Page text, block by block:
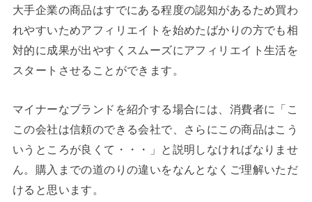
大手企業の商品はすでにある程度の認知があるため買わ
れやすいためアフィリエイトを始めたばかりの方でも相
対的に成果が出やすくスムーズにアフィリエイト生活を
スタートさせることができます。
マイナーなブランドを紹介する場合には、消費者に「こ
この会社は信頼のできる会社で、さらにこの商品はこう
いうところが良くて・・・」と説明しなければなりませ
ん。購入までの道のりの違いをなんとなくご理解いただ
けると思います。